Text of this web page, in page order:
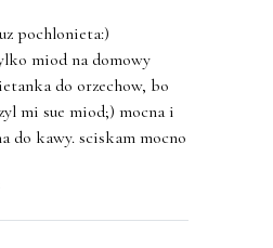
pochlonieta:)
miod na domowy
do orzechow, bo
mi sue miod;) mocna i
do kawy. sciskam mocno